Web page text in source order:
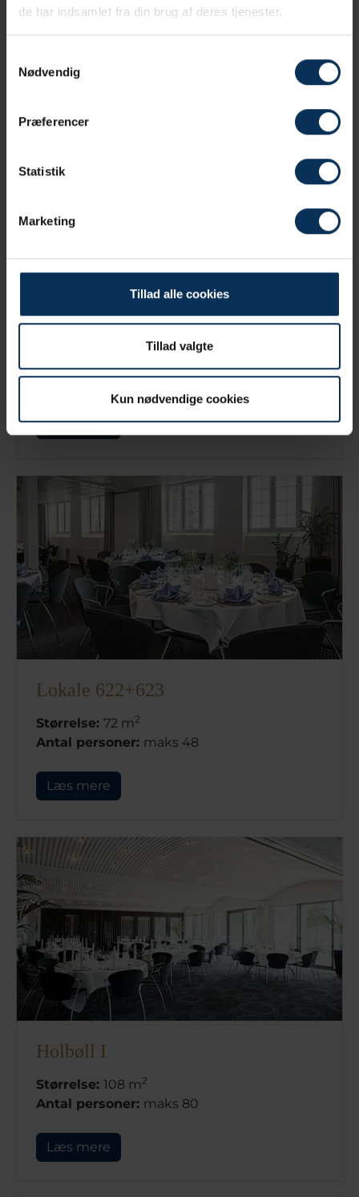
de har indsamlet fra din brug af deres tjenester.
Nødvendig
Præferencer
Statistik
Marketing
Tillad alle cookies
Tillad valgte
Kun nødvendige cookies
Antal personer:maks 40
Lokale 603+604
Antal personer:maks 48
Læs mere
Lokale 622+623
Størrelse: 72 m2
Antal personer: maks 48
Læs mere
Holbøll I
Størrelse: 108 m2
Antal personer: maks 80
Læs mere